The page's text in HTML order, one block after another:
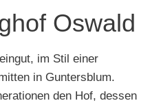
Oswald
im Stil einer
in Guntersblum.
den Hof, dessen